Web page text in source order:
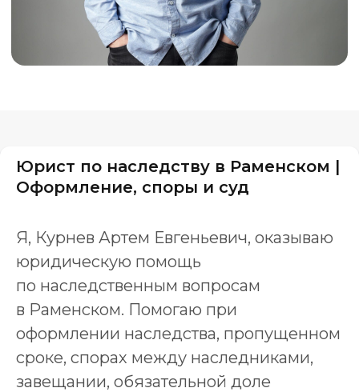
Юрист по наследству в Раменском |
Оформление, споры и суд
Я, Курнев Артем Евгеньевич, оказываю
юридическую помощь
по наследственным вопросам
в Раменском. Помогаю при
оформлении наследства, пропущенном
сроке, спорах между наследниками,
завещании, обязательной доле